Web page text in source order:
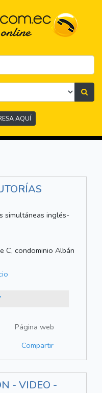
AQUÍ
simultáneas inglés-
C, condominio Albán
Página web
Compartir
- VIDEO -